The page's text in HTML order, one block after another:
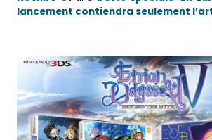
lancement contiendra seulement